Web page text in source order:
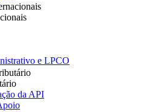
e LPCO
da API